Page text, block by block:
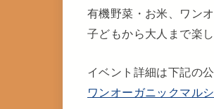
有機野菜・お米、ワン
子どもから大人まで楽
イベント詳細は下記の
ワンオーガニックマル